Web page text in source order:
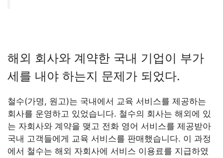
해외 회사와 계약한 국내 기업이 부가
세를 내야 하는지 문제가 되었다.
철수(가명, 원고)는 국내에서 교육 서비스를 제공하는
회사를 운영하고 있었습니다. 철수의 회사는 해외에 있
는 자회사와 계약을 맺고 전화 영어 서비스를 제공받아
국내 고객들에게 교육 서비스를 판매했습니다. 이 과정
에서 철수는 해외 자회사에 서비스 이용료를 지급하였